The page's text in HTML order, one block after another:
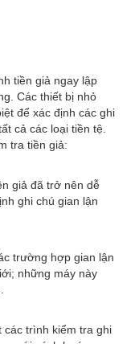
tiền giả ngay lập
Các thiết bị nhỏ
để xác định các ghi
cả các loại tiền tệ.
tra tiền giả:
giả đã trở nên dễ
ghi chú gian lận
trường hợp gian lận
những máy này
trình kiểm tra ghi